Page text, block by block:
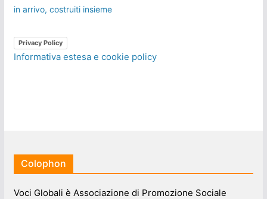
in arrivo, costruiti insieme
Privacy Policy
Informativa estesa e cookie policy
Colophon
Voci Globali è Associazione di Promozione Sociale